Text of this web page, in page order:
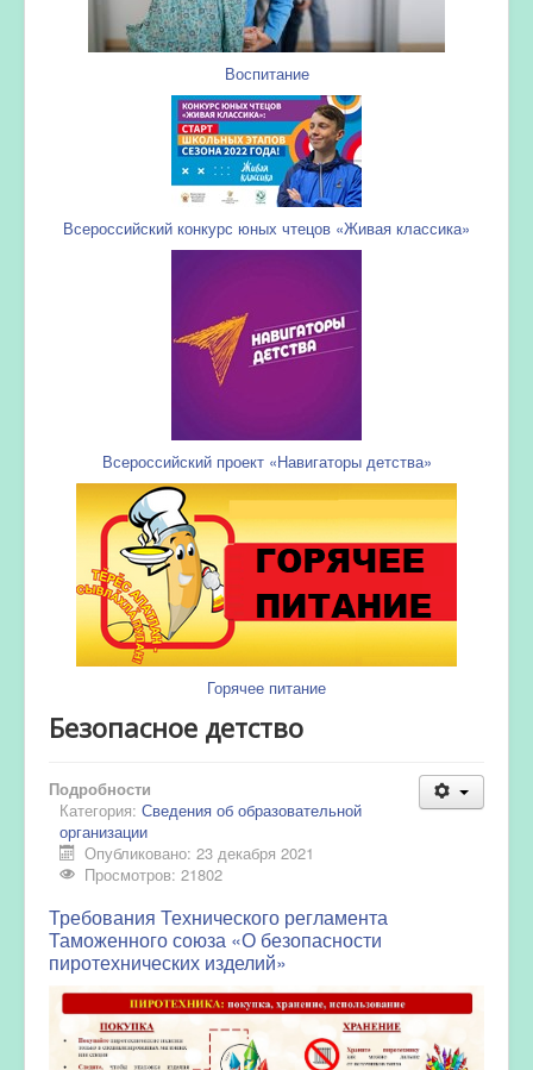
Воспитание
Всероссийский конкурс юных чтецов «Живая классика»
Всероссийский проект «Навигаторы детства»
Горячее питание
Безопасное детство
Подробности
Категория: Сведения об образовательной
организации
Опубликовано: 23 декабря 2021
Просмотров: 21802
Требования Технического регламента
Таможенного союза «О безопасности
пиротехнических изделий»